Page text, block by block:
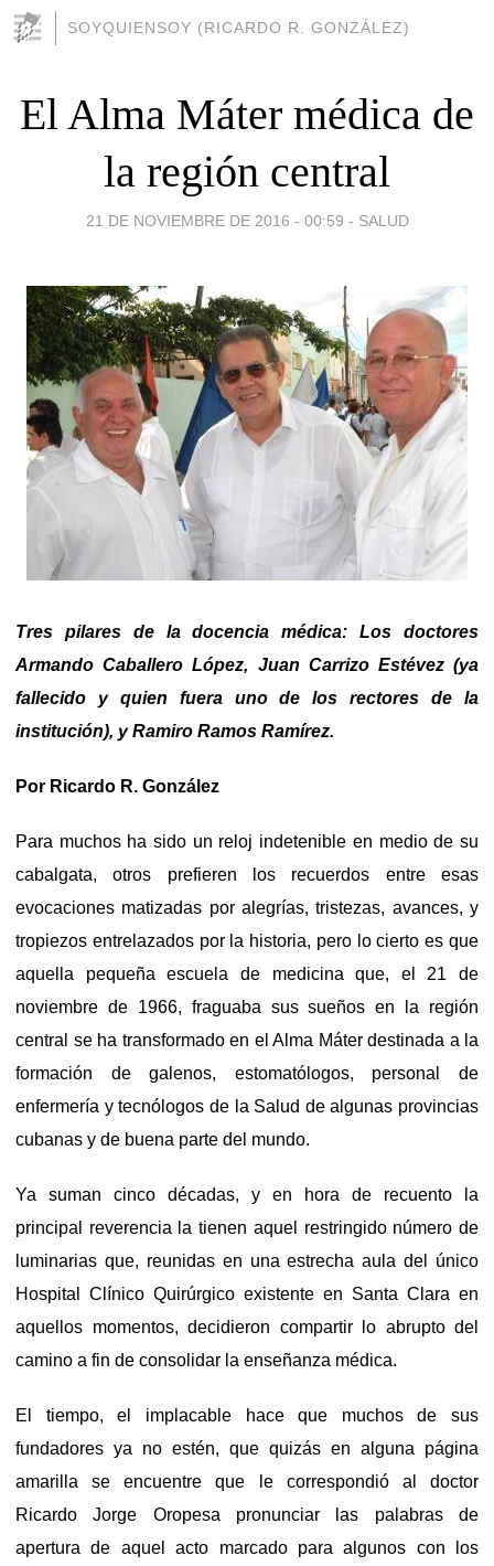
SOYQUIENSOY (RICARDO R. GONZÁLEZ)
El Alma Máter médica de
la región central
21 DE NOVIEMBRE DE 2016 - 00:59 - SALUD
Tres pilares de la docencia médica: Los doctores
Armando Caballero López, Juan Carrizo Estévez (ya
fallecido y quien fuera uno de los rectores de la
institución), y Ramiro Ramos Ramírez.
Por Ricardo R. González
Para muchos ha sido un reloj indetenible en medio de su
cabalgata, otros prefieren los recuerdos entre esas
evocaciones matizadas por alegrías, tristezas, avances, y
tropiezos entrelazados por la historia, pero lo cierto es que
aquella pequeña escuela de medicina que, el 21 de
noviembre de 1966, fraguaba sus sueños en la región
central se ha transformado en el Alma Máter destinada a la
formación de galenos, estomatólogos, personal de
enfermería y tecnólogos de la Salud de algunas provincias
cubanas y de buena parte del mundo.
Ya suman cinco décadas, y en hora de recuento la
principal reverencia la tienen aquel restringido número de
luminarias que, reunidas en una estrecha aula del único
Hospital Clínico Quirúrgico existente en Santa Clara en
aquellos momentos, decidieron compartir lo abrupto del
camino a fin de consolidar la enseñanza médica.
El tiempo, el implacable hace que muchos de sus
fundadores ya no estén, que quizás en alguna página
amarilla se encuentre que le correspondió al doctor
Ricardo Jorge Oropesa pronunciar las palabras de
apertura de aquel acto marcado para algunos con los